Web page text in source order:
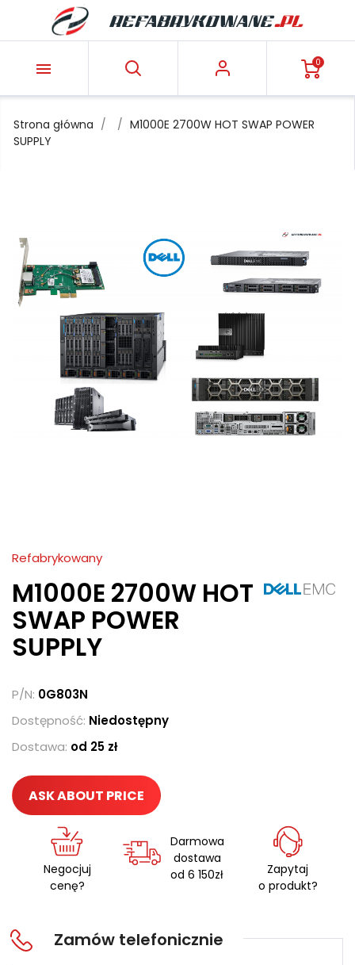
 0
Strona główna
M1000E 2700W HOT SWAP POWER
SUPPLY
Refabrykowany
M1000E 2700W HOT
SWAP POWER
SUPPLY
P/N: 0G803N
Dostępność: Niedostępny
Dostawa: od 25 zł
ASK ABOUT PRICE
Negocjuj
cenę?
Darmowa
dostawa
od 6 150zł
Zapytaj
o produkt?
Zamów telefonicznie